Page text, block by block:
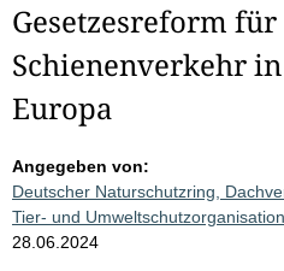
Gesetzesreform
Schienenverkehr
Europa
Angegeben von:
Deutscher Naturschutzring,
Tier- und
28.06.2024